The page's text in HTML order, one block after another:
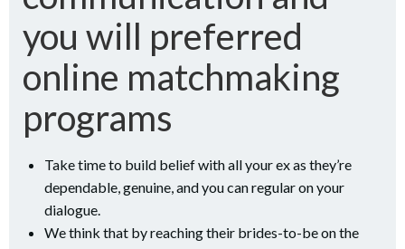
you will preferred
online matchmaking
programs
Take time to build belief with all your ex as they’re
dependable, genuine, and you can regular on your
dialogue.
We think that by reaching their brides-to-be on the